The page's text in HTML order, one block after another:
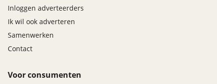
Inloggen adverteerders
Ik wil ook adverteren
Samenwerken
Contact
Voor consumenten